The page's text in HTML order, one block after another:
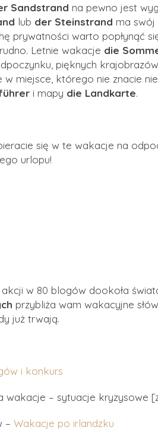
Sandstrand na pewno jest
lub der Steinstrand ma swój
prywatności warto popłynąć
Letnie wakacje die
pięknych
w miejsce, którego nie znacie
i mapy die Landkarte.
się w te wakacje na
urlopu!
w 80 blogów dookoła
przybliża wam wakacyjne
już trwają.
i konkurs
wakacje – sytuacje kryzysowe
– Wakacje po irlandzku